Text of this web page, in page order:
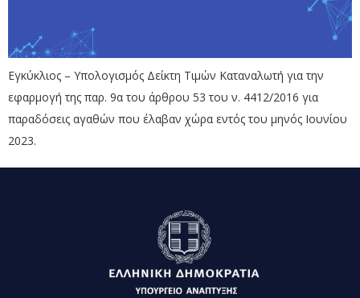
Εγκύκλιος – Υπολογισμός Δείκτη Τιμών Καταναλωτή για την
εφαρμογή της παρ. 9α του άρθρου 53 του ν. 4412/2016 για
παραδόσεις αγαθών που έλαβαν χώρα εντός του μηνός Ιουνίου
2023.